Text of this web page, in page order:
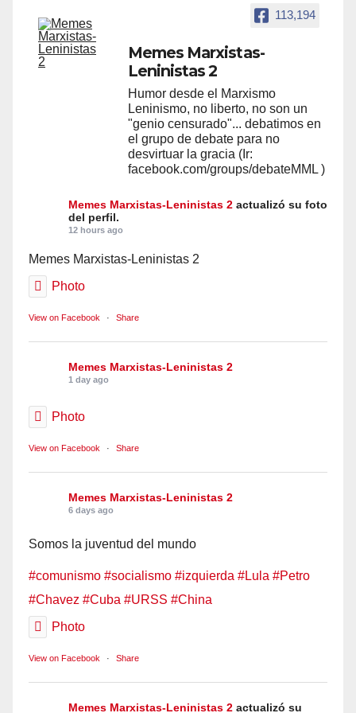
113,194
Memes Marxistas-
Leninistas 2
Humor desde el Marxismo
Leninismo, no liberto, no son un
"genio censurado"... debatimos en
el grupo de debate para no
desvirtuar la gracia (Ir:
facebook.com/groups/debateMML )
Memes Marxistas-Leninistas 2 actualizó su foto
del perfil.
12 hours ago
Memes Marxistas-Leninistas 2
Photo
View on Facebook · Share
Memes Marxistas-Leninistas 2
1 day ago
Photo
View on Facebook · Share
Memes Marxistas-Leninistas 2
6 days ago
Somos la juventud del mundo
#comunismo #socialismo #izquierda #Lula #Petro
#Chavez #Cuba #URSS #China
Photo
View on Facebook · Share
Memes Marxistas-Leninistas 2 actualizó su